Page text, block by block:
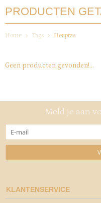
PRODUCTEN
Home Tags Heuptas
Geen producten gevonden!...
Meld je aan
KLANTENSERVICE